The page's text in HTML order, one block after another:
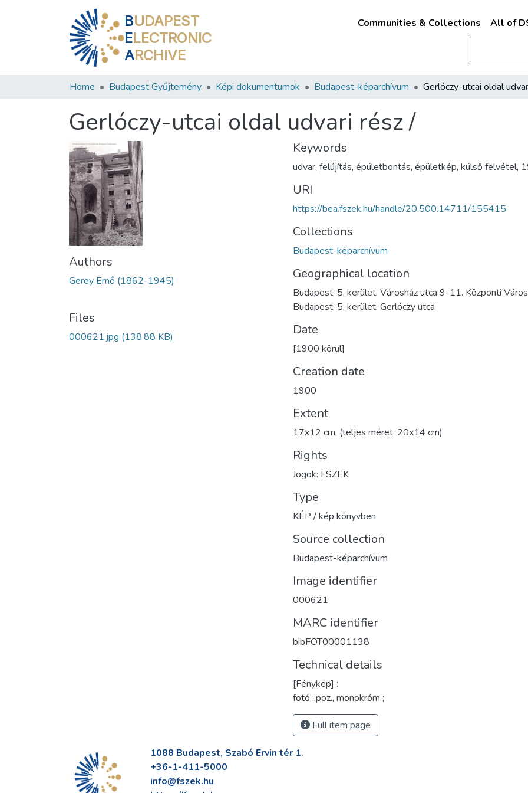
BUDAPEST
ELECTRONIC
ARCHIVE
Communities & Collections All of
Home Budapest Gyűjtemény Képi dokumentumok Budapest-képarchívum
Gerlóczy-utcai oldal udvari rész /
Authors
Gerey Ernő (1862-1945)
Files
000621.jpg (138.88 KB)
Keywords
udvar, felújítás, épületbontás, épületkép, külső felvétel,
URI
https://bea.fszek.hu/handle/20.500.14711/155415
Collections
Budapest-képarchívum
Geographical location
Budapest. 5. kerület. Városház utca 9-11. Központi
Budapest. 5. kerület. Gerlóczy utca
Date
[1900 körül]
Creation date
1900
Extent
17x12 cm, (teljes méret: 20x14 cm)
Rights
Jogok: FSZEK
Type
KÉP / kép könyvben
Source collection
Budapest-képarchívum
Image identifier
000621
MARC identifier
bibFOT00001138
Technical details
[Fénykép] :
fotó :,poz., monokróm ;
Full item page
1088 Budapest, Szabó Ervin tér 1.
+36-1-411-5000
info@fszek.hu